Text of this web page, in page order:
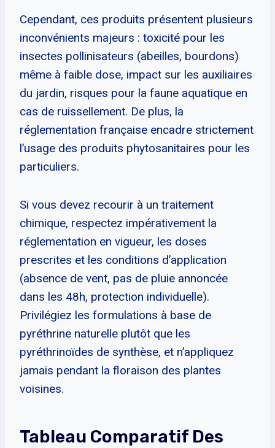
Cependant, ces produits présentent plusieurs
inconvénients majeurs : toxicité pour les
insectes pollinisateurs (abeilles, bourdons)
même à faible dose, impact sur les auxiliaires
du jardin, risques pour la faune aquatique en
cas de ruissellement. De plus, la
réglementation française encadre strictement
l’usage des produits phytosanitaires pour les
particuliers.
Si vous devez recourir à un traitement
chimique, respectez impérativement la
réglementation en vigueur, les doses
prescrites et les conditions d’application
(absence de vent, pas de pluie annoncée
dans les 48h, protection individuelle).
Privilégiez les formulations à base de
pyréthrine naturelle plutôt que les
pyréthrinoïdes de synthèse, et n’appliquez
jamais pendant la floraison des plantes
voisines.
Tableau Comparatif Des